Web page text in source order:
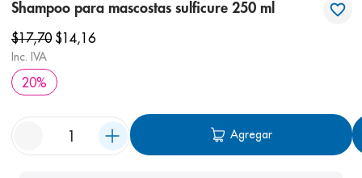
Shampoo para mascostas sulficure 250 ml
$17,70 $14,16
Inc. IVA
20%
Agregar
3.
4. cerave
shampoo